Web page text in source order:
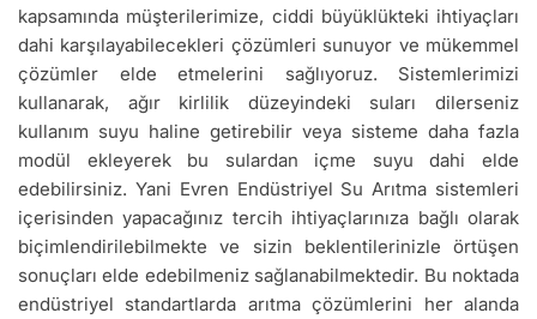
kapsamında müşterilerimize, ciddi büyüklükteki ihtiyaçları
dahi karşılayabilecekleri çözümleri sunuyor ve mükemmel
çözümler elde etmelerini sağlıyoruz. Sistemlerimizi
kullanarak, ağır kirlilik düzeyindeki suları dilerseniz
kullanım suyu haline getirebilir veya sisteme daha fazla
modül ekleyerek bu sulardan içme suyu dahi elde
edebilirsiniz. Yani Evren Endüstriyel Su Arıtma sistemleri
içerisinden yapacağınız tercih ihtiyaçlarınıza bağlı olarak
biçimlendirilebilmekte ve sizin beklentilerinizle örtüşen
sonuçları elde edebilmeniz sağlanabilmektedir. Bu noktada
endüstriyel standartlarda arıtma çözümlerini her alanda